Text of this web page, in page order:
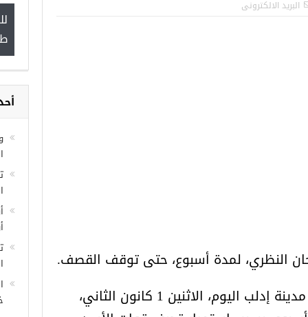
البريد الالكترونى
النظري، لمدة أسبوع، حتى توقف القصف.
وأفادت مراسلة عنب بلدي في مدينة إدلب اليوم، الاثنين 1 كانون الثاني،
في تركيا